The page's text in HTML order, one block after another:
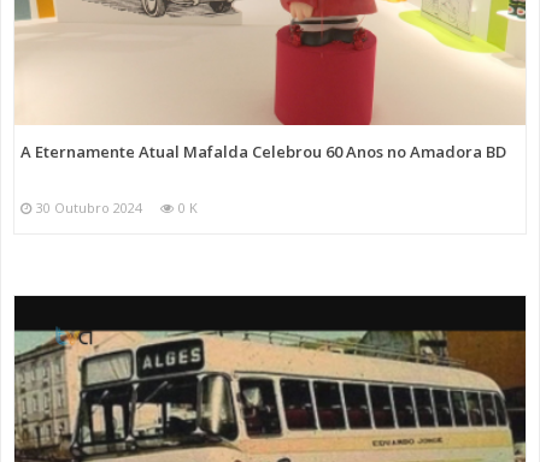
A Eternamente Atual Mafalda Celebrou 60 Anos no Amadora BD
30 Outubro 2024 0 K